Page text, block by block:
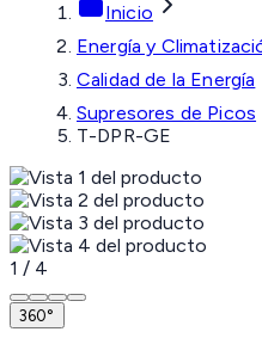
Inicio
Energía y
Calidad de la Energía
Supresores de Picos
T-DPR-GE
1 / 4
360°